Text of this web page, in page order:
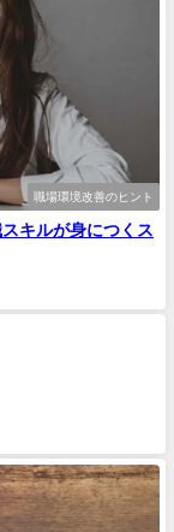
職場環境改善のヒント
キルが身につくス